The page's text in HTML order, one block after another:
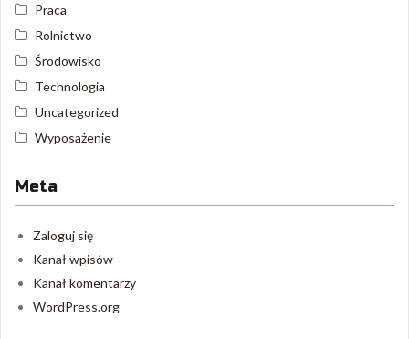
Praca
Rolnictwo
Środowisko
Technologia
Uncategorized
Wyposażenie
Meta
Zaloguj się
Kanał wpisów
Kanał komentarzy
WordPress.org